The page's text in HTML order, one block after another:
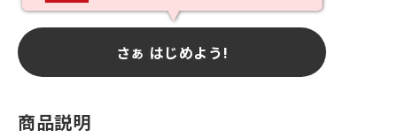
さぁ はじめよう!
商品説明